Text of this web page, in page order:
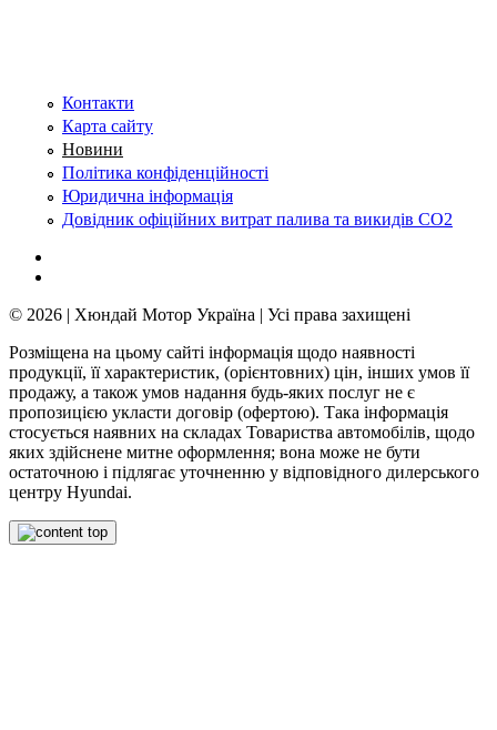
Контакти
Карта сайту
Новини
Політика конфіденційності
Юридична інформація
Довідник офіційних витрат палива та викидів СО2
© 2026 | Хюндай Мотор Україна | Усі права захищені
Розміщена на цьому сайті інформація щодо наявності
продукції, її характеристик, (орієнтовних) цін, інших умов її
продажу, а також умов надання будь-яких послуг не є
пропозицією укласти договір (офертою). Така інформація
стосується наявних на складах Товариства автомобілів, щодо
яких здійснене митне оформлення; вона може не бути
остаточною і підлягає уточненню у відповідного дилерського
центру Hyundai.